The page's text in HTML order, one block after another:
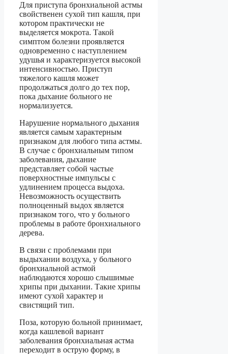
Для приступа бронхиальной астмы
свойственен сухой тип кашля, при
котором практически не
выделяется мокрота. Такой
симптом болезни проявляется
одновременно с наступлением
удушья и характеризуется высокой
интенсивностью. Приступ
тяжелого кашля может
продолжаться долго до тех пор,
пока дыхание больного не
нормализуется.
Нарушение нормального дыхания
является самым характерным
признаком для любого типа астмы.
В случае с бронхиальным типом
заболевания, дыхание
представляет собой частые
поверхностные импульсы с
удлинением процесса выдоха.
Невозможность осуществить
полноценный выдох является
признаком того, что у больного
проблемы в работе бронхиального
дерева.
В связи с проблемами при
выдыхании воздуха, у больного
бронхиальной астмой
наблюдаются хорошо слышимые
хрипы при дыхании. Такие хрипы
имеют сухой характер и
свистящий тип.
Поза, которую больной принимает,
когда кашлевой вариант
заболевания бронхиальная астма
переходит в острую форму, в